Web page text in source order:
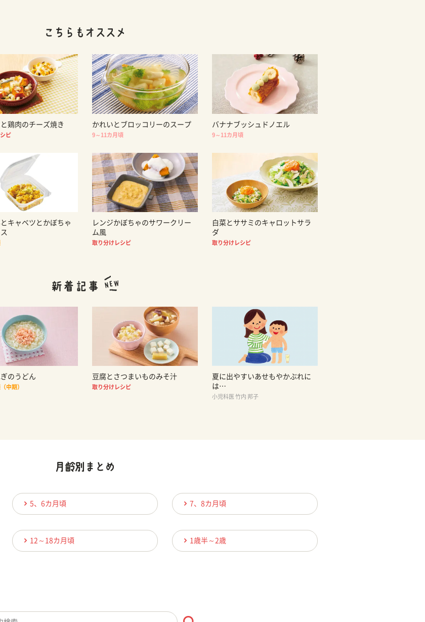
鶏肉のチーズ焼き
ピ
かれいとブロッコリーのスープ
9～11カ月頃
バナナブッシュドノエル
9～11カ月頃
キャベツとかぼちゃ
レンジかぼちゃのサワークリー
ム風
取り分けレシピ
白菜とササミのキャロットサラ
ダ
取り分けレシピ
のうどん
中期）
豆腐とさつまいものみそ汁
取り分けレシピ
夏に出やすいあせもやかぶれに
は…
小児科医 竹内 邦子
5、6カ月頃 7、8カ月頃
12～18カ月頃 1歳半～2歳